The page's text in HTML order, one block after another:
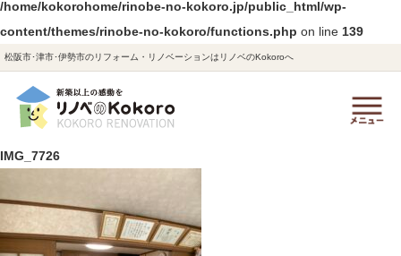
/home/kokorohome/rinobe-no-kokoro.jp/public_html/wp-
content/themes/rinobe-no-kokoro/functions.php on line 139
松阪市･津市･伊勢市のリフォーム・リノベーションはリノベのKokoroへ
IMG_7726